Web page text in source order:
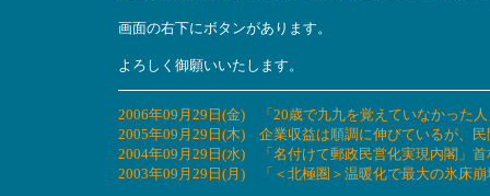
画面の右下にボタンがあります。
よろしく御願いいたします。
2006年09月29日(金) 「20歳で九九を覚えていなかった
2005年09月29日(木) 企業収益は順調に伸びているが、
2004年09月29日(水) 「名付けて郵政民営化実現内閣」
2003年09月29日(月) 「＜北極圏＞温暖化で最大の氷床